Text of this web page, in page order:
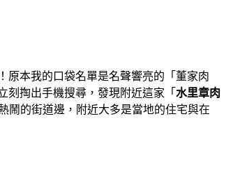
原本我的口袋名單是名聲響亮的「董家肉
刻掏出手機搜尋，發現附近這家「 水里章肉
鬧的街道邊，附近大多是當地的住宅與在